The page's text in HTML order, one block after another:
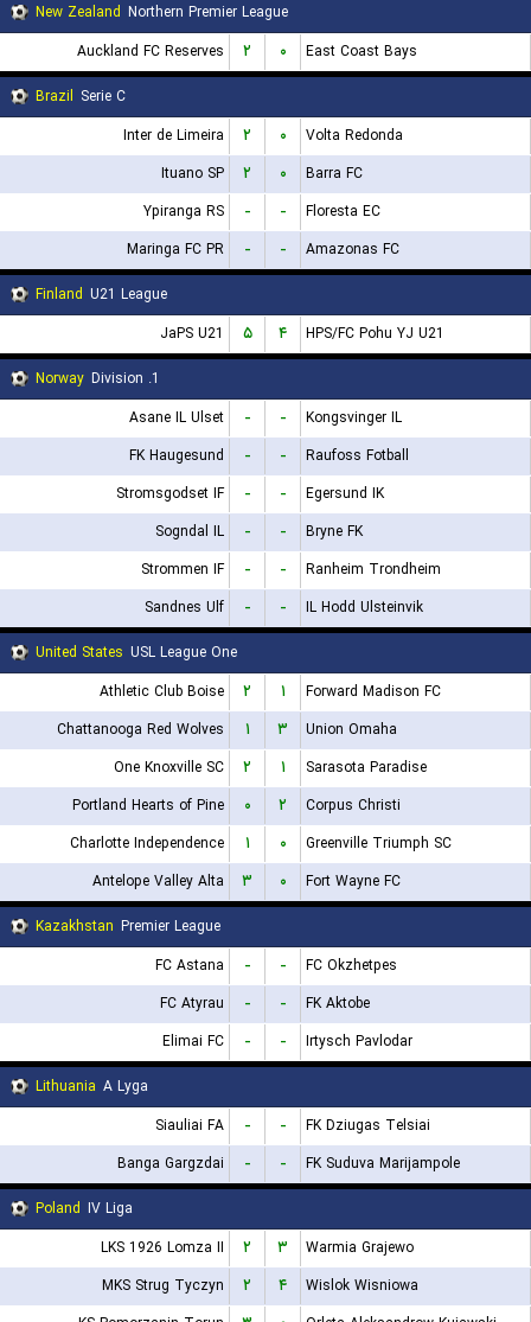
New Zealand Northern Premier League
Auckland FC Reserves
۲ ۰
East Coast Bays
Brazil Serie C
Inter de Limeira
۲ ۰
Volta Redonda
Ituano SP
۲ ۰
Barra FC
Ypiranga RS
- -
Floresta EC
Maringa FC PR
- -
Amazonas FC
Finland U21 League
JaPS U21
۵ ۴
HPS/FC Pohu YJ U21
Norway
1. Division
Asane IL Ulset
- -
Kongsvinger IL
FK Haugesund
- -
Raufoss Fotball
Stromsgodset IF
- -
Egersund IK
Sogndal IL
- -
Bryne FK
Strommen IF
- -
Ranheim Trondheim
Sandnes Ulf
- -
IL Hodd Ulsteinvik
United States USL League One
Athletic Club Boise
۲ ۱
Forward Madison FC
Chattanooga Red Wolves
۱ ۳
Union Omaha
One Knoxville SC
۲ ۱
Sarasota Paradise
Portland Hearts of Pine
۰ ۲
Corpus Christi
Charlotte Independence
۱ ۰
Greenville Triumph SC
Antelope Valley Alta
۳ ۰
Fort Wayne FC
Kazakhstan Premier League
FC Astana
- -
FC Okzhetpes
FC Atyrau
- -
FK Aktobe
Elimai FC
- -
Irtysch Pavlodar
Lithuania A Lyga
Siauliai FA
- -
FK Dziugas Telsiai
Banga Gargzdai
- -
FK Suduva Marijampole
Poland IV Liga
LKS 1926 Lomza II
۲ ۳
Warmia Grajewo
MKS Strug Tyczyn
۲ ۴
Wislok Wisniowa